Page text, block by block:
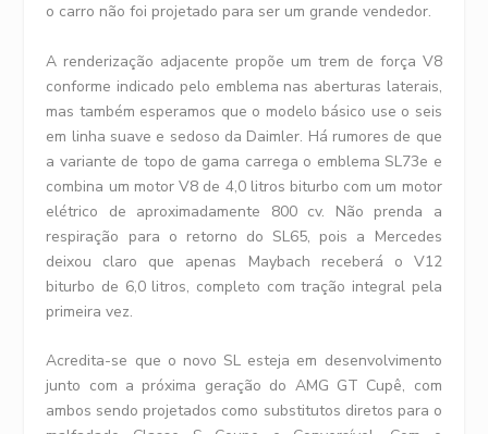
o carro não foi projetado para ser um grande vendedor.
A renderização adjacente propõe um trem de força V8
conforme indicado pelo emblema nas aberturas laterais,
mas também esperamos que o modelo básico use o seis
em linha suave e sedoso da Daimler. Há rumores de que
a variante de topo de gama carrega o emblema SL73e e
combina um motor V8 de 4,0 litros biturbo com um motor
elétrico de aproximadamente 800 cv. Não prenda a
respiração para o retorno do SL65, pois a Mercedes
deixou claro que apenas Maybach receberá o V12
biturbo de 6,0 litros, completo com tração integral pela
primeira vez.
Acredita-se que o novo SL esteja em desenvolvimento
junto com a próxima geração do AMG GT Cupê, com
ambos sendo projetados como substitutos diretos para o